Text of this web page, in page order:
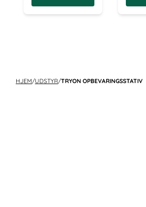
HJEM/UDSTYR/TRYON OPBEVARINGSSTATIV